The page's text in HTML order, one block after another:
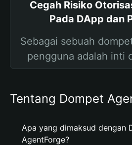
Cegah Risiko
Pada DApp dan
Sebagai sebuah
pengguna adalah inti
Tentang Dompet
Apa yang dimaksud dengan
AgentForge?